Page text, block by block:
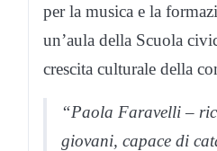
per la musica e la
un’aula della Scuola
crescita culturale della
“Paola Faravelli –
giovani, capace di